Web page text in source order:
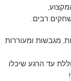
רבים.
מגבשות ומעוררות
עד הרגע שיכלו